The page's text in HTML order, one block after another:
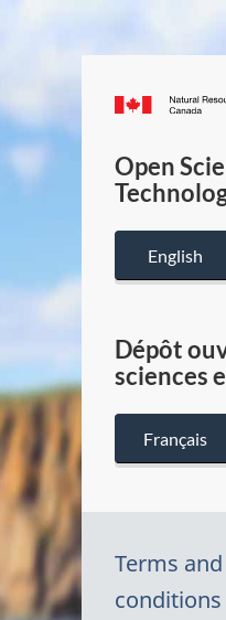
Open
English
Dépôt
sciences
Français
Terms and
conditions